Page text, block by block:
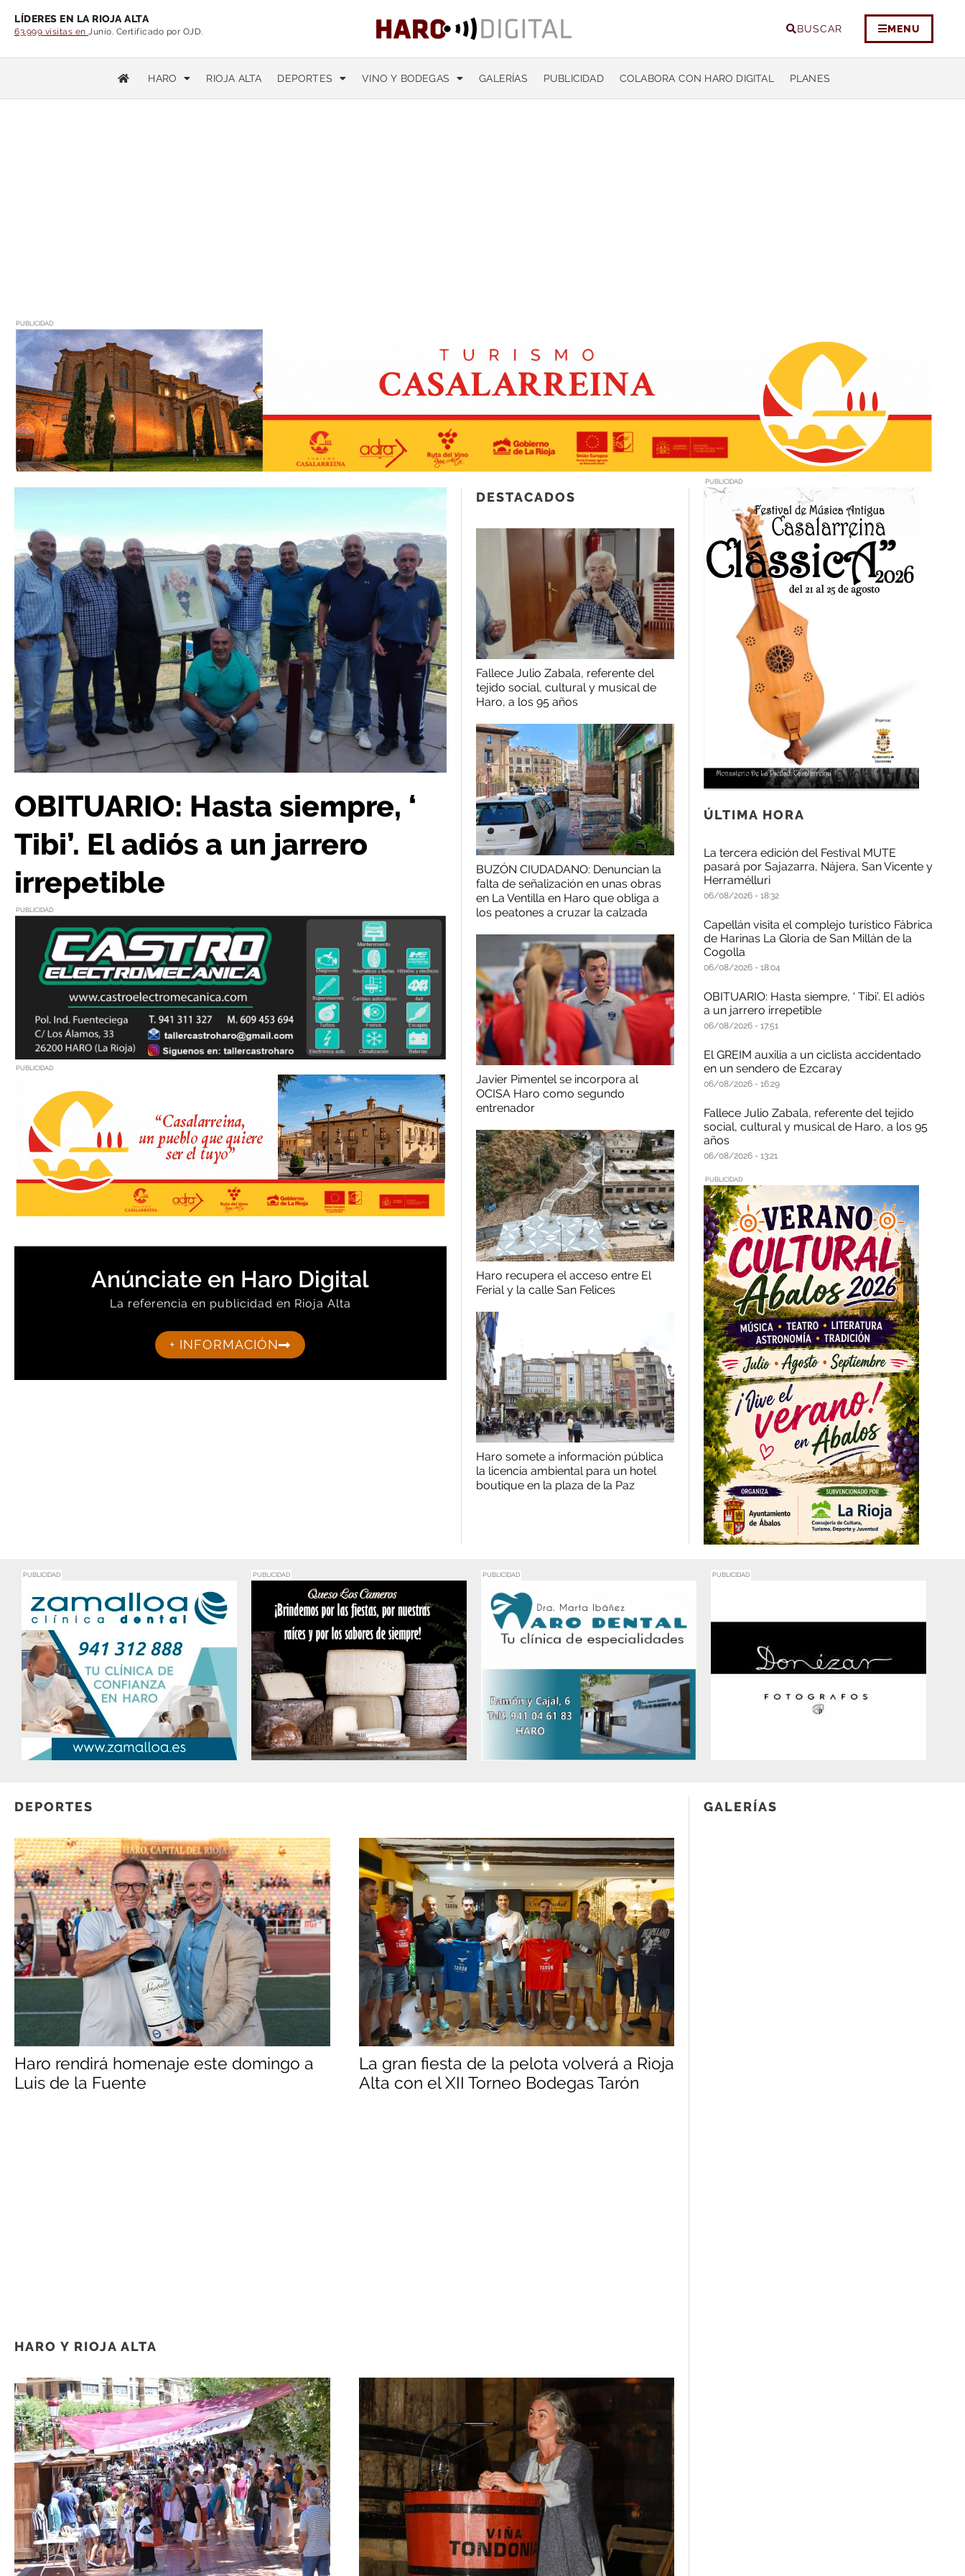
LÍDERES EN LA RIOJA ALTA
63.999 visitas en Junio. Certificado por OJD. BUSCAR MENU
HARO RIOJA ALTA DEPORTES VINO Y BODEGAS GALERÍAS PUBLICIDAD COLABORA CON HARO DIGITAL PLANES
PUBLICIDAD
OBITUARIO: Hasta siempre, ‘
Tibi’. El adiós a un jarrero
irrepetible
PUBLICIDAD
PUBLICIDAD
Anúnciate en Haro Digital
La referencia en publicidad en Rioja Alta
+ INFORMACIÓN
DESTACADOS
Fallece Julio Zabala, referente del
tejido social, cultural y musical de
Haro, a los 95 años
BUZÓN CIUDADANO: Denuncian la
falta de señalización en unas obras
en La Ventilla en Haro que obliga a
los peatones a cruzar la calzada
Javier Pimentel se incorpora al
OCISA Haro como segundo
entrenador
Haro recupera el acceso entre El
Ferial y la calle San Felices
Haro somete a información pública
la licencia ambiental para un hotel
boutique en la plaza de la Paz
PUBLICIDAD
ÚLTIMA HORA
La tercera edición del Festival MUTE
pasará por Sajazarra, Nájera, San Vicente y
Herramélluri
06/08/2026 18:32
Capellán visita el complejo turístico Fábrica
de Harinas La Gloria de San Millán de la
Cogolla
06/08/2026 18:04
OBITUARIO: Hasta siempre, ‘ Tibi’. El adiós
a un jarrero irrepetible
06/08/2026 17:51
El GREIM auxilia a un ciclista accidentado
en un sendero de Ezcaray
06/08/2026 16:29
Fallece Julio Zabala, referente del tejido
social, cultural y musical de Haro, a los 95
años
06/08/2026 13:21
PUBLICIDAD
PUBLICIDAD PUBLICIDAD PUBLICIDAD PUBLICIDAD
DEPORTES
Haro rendirá homenaje este domingo a
Luis de la Fuente
La gran fiesta de la pelota volverá a Rioja
Alta con el XII Torneo Bodegas Tarón
HARO Y RIOJA ALTA
GALERÍAS